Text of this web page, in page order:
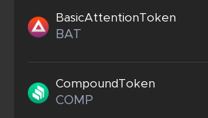
BasicAttentionToken
BAT
CompoundToken
COMP